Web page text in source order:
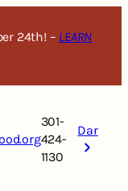
24th! – LEARN
301-
424-
1130
Dar